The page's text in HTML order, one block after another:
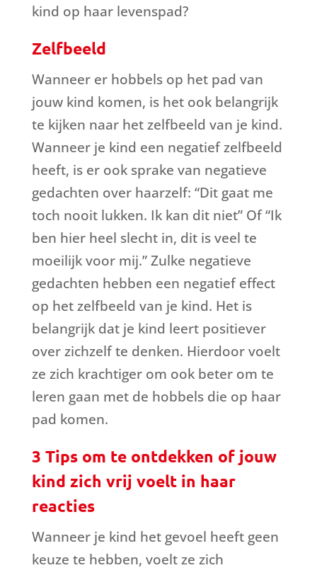
kind op haar levenspad?
Zelfbeeld
Wanneer er hobbels op het pad van
jouw kind komen, is het ook belangrijk
te kijken naar het zelfbeeld van je kind.
Wanneer je kind een negatief zelfbeeld
heeft, is er ook sprake van negatieve
gedachten over haarzelf: “Dit gaat me
toch nooit lukken. Ik kan dit niet” Of “Ik
ben hier heel slecht in, dit is veel te
moeilijk voor mij.” Zulke negatieve
gedachten hebben een negatief effect
op het zelfbeeld van je kind. Het is
belangrijk dat je kind leert positiever
over zichzelf te denken. Hierdoor voelt
ze zich krachtiger om ook beter om te
leren gaan met de hobbels die op haar
pad komen.
3 Tips om te ontdekken of jouw
kind zich vrij voelt in haar
reacties
Wanneer je kind het gevoel heeft geen
keuze te hebben, voelt ze zich